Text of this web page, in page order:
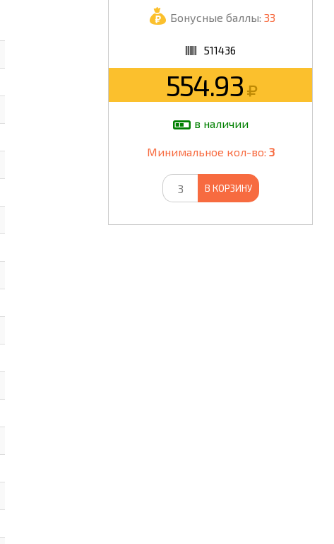
ШКОЛА
Бонусные баллы: 33
511436
554.93
в наличии
Минимальное кол-во: 3
В КОРЗИНУ